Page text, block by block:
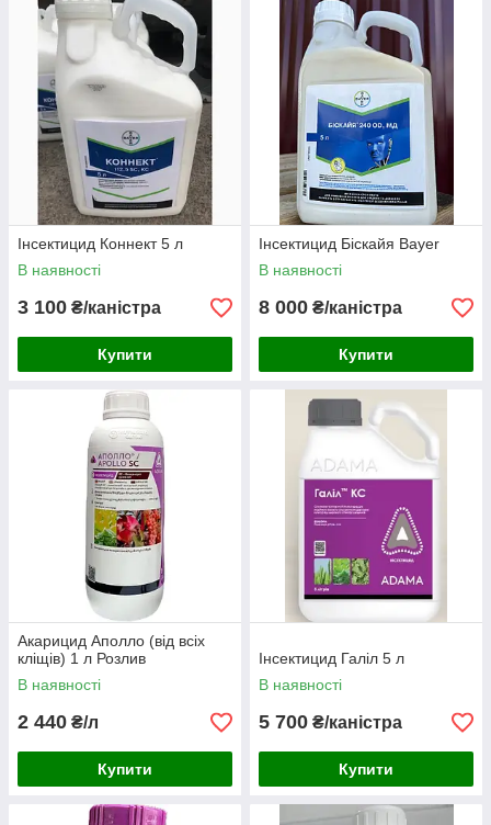
Інсектицид Коннект 5 л
В наявності
3 100 ₴/каністра
Купити
Інсектицид Біскайя Bayer
В наявності
8 000 ₴/каністра
Купити
Акарицид Аполло (від всіх
кліщів) 1 л Розлив
В наявності
2 440 ₴/л
Купити
Інсектицид Галіл 5 л
В наявності
5 700 ₴/каністра
Купити